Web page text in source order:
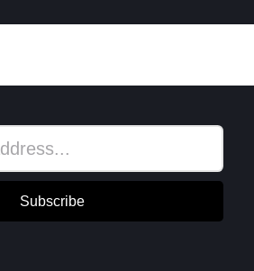
Subscribe